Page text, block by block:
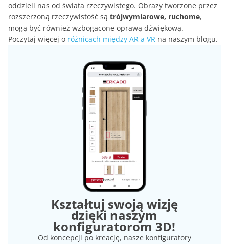
oddzieli nas od świata rzeczywistego. Obrazy tworzone przez
rozszerzoną rzeczywistość są trójwymiarowe, ruchome,
mogą być również wzbogacone oprawą dźwiękową.
Poczytaj więcej o różnicach między AR a VR na naszym blogu.
Kształtuj swoją wizję
dzięki naszym
konfiguratorom 3D!
Od koncepcji po kreację, nasze konfiguratory